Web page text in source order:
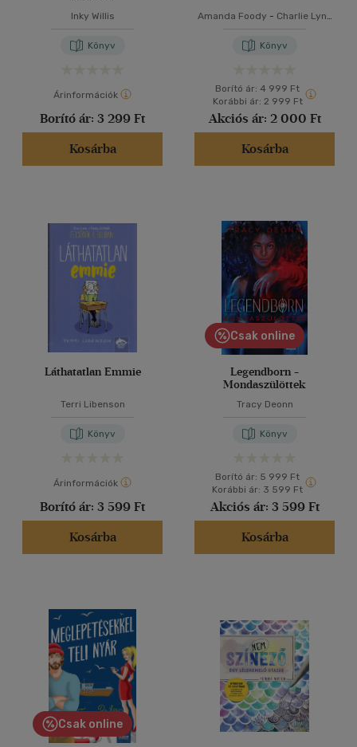
Inky Willis
Könyv
Árinformációk
Borító ár: 3 299 Ft
Kosárba
Amanda Foody - Charlie Lynn
Könyv
Borító ár: 4 999 Ft
Korábbi ár: 2 999 Ft
Akciós ár: 2 000 Ft
Kosárba
Láthatatlan Emmie
Terri Libenson
Könyv
Árinformációk
Borító ár: 3 599 Ft
Kosárba
Csak online
Legendborn -
Mondaszülöttek
Tracy Deonn
Könyv
Borító ár: 5 999 Ft
Korábbi ár: 3 599 Ft
Akciós ár: 3 599 Ft
Kosárba
Csak online